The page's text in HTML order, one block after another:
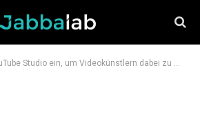
ein, um Videokünstlern dabei zu helfen, mehr Aufrufe zu erzielen